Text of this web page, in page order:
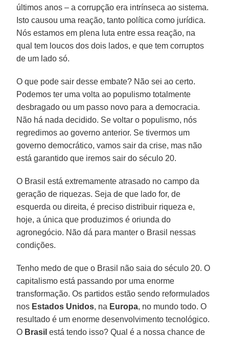
últimos anos – a corrupção era intrínseca ao sistema.
Isto causou uma reação, tanto política como jurídica.
Nós estamos em plena luta entre essa reação, na
qual tem loucos dos dois lados, e que tem corruptos
de um lado só.
O que pode sair desse embate? Não sei ao certo.
Podemos ter uma volta ao populismo totalmente
desbragado ou um passo novo para a democracia.
Não há nada decidido. Se voltar o populismo, nós
regredimos ao governo anterior. Se tivermos um
governo democrático, vamos sair da crise, mas não
está garantido que iremos sair do século 20.
O Brasil está extremamente atrasado no campo da
geração de riquezas. Seja de que lado for, de
esquerda ou direita, é preciso distribuir riqueza e,
hoje, a única que produzimos é oriunda do
agronegócio. Não dá para manter o Brasil nessas
condições.
Tenho medo de que o Brasil não saia do século 20. O
capitalismo está passando por uma enorme
transformação. Os partidos estão sendo reformulados
nos Estados Unidos, na Europa, no mundo todo. O
resultado é um enorme desenvolvimento tecnológico.
O Brasil está tendo isso? Qual é a nossa chance de